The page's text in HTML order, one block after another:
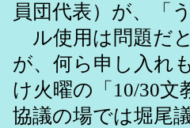
員団代表）が、「
ル使用は問題だ
が、何ら申し入れ
け火曜の「10/30
協議の場では堀尾